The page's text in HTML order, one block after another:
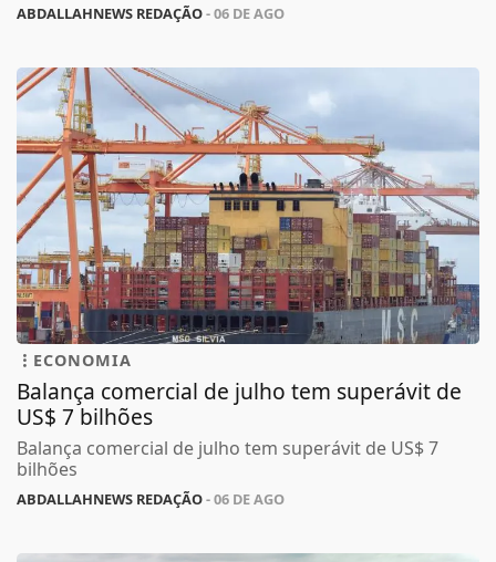
ABDALLAHNEWS REDAÇÃO- 06 DE AGO
ECONOMIA
Balança comercial de julho tem superávit de
US$ 7 bilhões
Balança comercial de julho tem superávit de US$ 7
bilhões
ABDALLAHNEWS REDAÇÃO- 06 DE AGO